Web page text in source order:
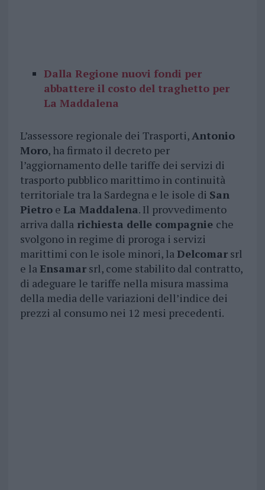
Dalla Regione nuovi fondi per
abbattere il costo del traghetto per
La Maddalena
L’assessore regionale dei Trasporti,Antonio
Moro, ha firmato il decreto per
l’aggiornamento delle tariffe dei servizi di
trasporto pubblico marittimo in continuità
territoriale tra la Sardegna e le isole di San
Pietroe La Maddalena. Il provvedimento
arriva dallarichiesta delle compagnie che
svolgono in regime di proroga i servizi
marittimi con le isole minori, laDelcomarsrl
e laEnsamarsrl, come stabilito dal contratto,
di adeguare le tariffe nella misura massima
della media delle variazioni dell’indice dei
prezzi al consumo nei 12 mesi precedenti.